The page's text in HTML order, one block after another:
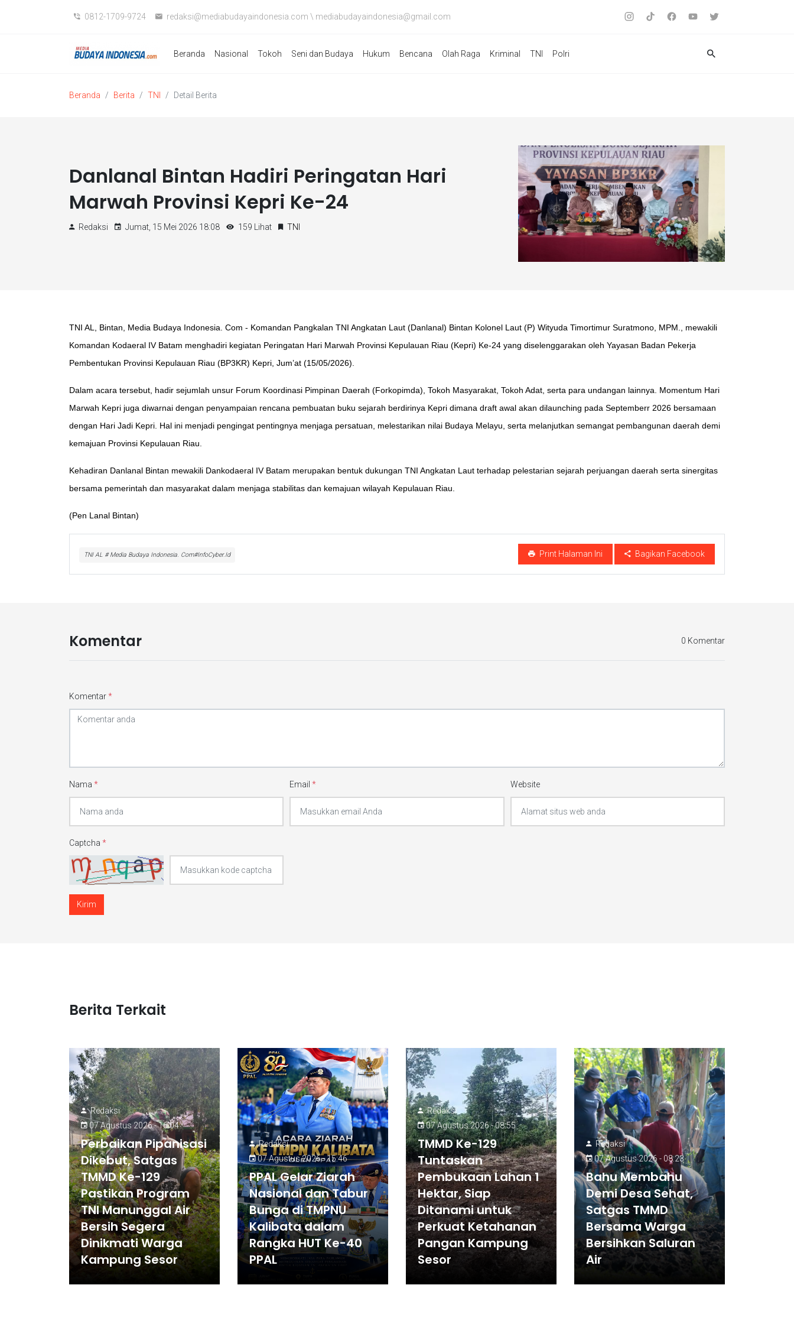
0812-1709-9724 redaksi@mediabudayaindonesia.com \ mediabudayaindonesia@gmail.com
Beranda Nasional Tokoh Seni dan Budaya Hukum Bencana Olah Raga Kriminal TNI Polri
Beranda Berita TNI Detail Berita
Danlanal Bintan Hadiri Peringatan Hari
Marwah Provinsi Kepri Ke-24
Redaksi Jumat, 15 Mei 2026 18:08 159 Lihat TNI
TNI AL, Bintan, Media Budaya Indonesia. Com - Komandan Pangkalan TNI Angkatan Laut (Danlanal) Bintan Kolonel Laut (P) Wityuda Timortimur Suratmono, MPM., mewakili
Komandan Kodaeral IV Batam menghadiri kegiatan Peringatan Hari Marwah Provinsi Kepulauan Riau (Kepri) Ke-24 yang diselenggarakan oleh Yayasan Badan Pekerja
Pembentukan Provinsi Kepulauan Riau (BP3KR) Kepri, Jum’at (15/05/2026).
Dalam acara tersebut, hadir sejumlah unsur Forum Koordinasi Pimpinan Daerah (Forkopimda), Tokoh Masyarakat, Tokoh Adat, serta para undangan lainnya. Momentum Hari
Marwah Kepri juga diwarnai dengan penyampaian rencana pembuatan buku sejarah berdirinya Kepri dimana draft awal akan dilaunching pada Septemberr 2026 bersamaan
dengan Hari Jadi Kepri. Hal ini menjadi pengingat pentingnya menjaga persatuan, melestarikan nilai Budaya Melayu, serta melanjutkan semangat pembangunan daerah demi
kemajuan Provinsi Kepulauan Riau.
Kehadiran Danlanal Bintan mewakili Dankodaeral IV Batam merupakan bentuk dukungan TNI Angkatan Laut terhadap pelestarian sejarah perjuangan daerah serta sinergitas
bersama pemerintah dan masyarakat dalam menjaga stabilitas dan kemajuan wilayah Kepulauan Riau.
(Pen Lanal Bintan)
TNI AL # Media Budaya Indonesia. Com#InfoCyber.Id Print Halaman Ini Bagikan Facebook
Komentar 0 Komentar
Komentar*
Nama * Email* Website
Captcha *
Kirim
Berita Terkait
Redaksi
07 Agustus 2026 - 16:04
Perbaikan Pipanisasi
Dikebut, Satgas
TMMD Ke-129
Pastikan Program
TNI Manunggal Air
Bersih Segera
Dinikmati Warga
Kampung Sesor
Redaksi
07 Agustus 2026 - 15:46
PPAL Gelar Ziarah
Nasional dan Tabur
Bunga di TMPNU
Kalibata dalam
Rangka HUT Ke-40
PPAL
Redaksi
07 Agustus 2026 - 08:55
TMMD Ke-129
Tuntaskan
Pembukaan Lahan 1
Hektar, Siap
Ditanami untuk
Perkuat Ketahanan
Pangan Kampung
Sesor
Redaksi
07 Agustus 2026 - 08:23
Bahu Membahu
Demi Desa Sehat,
Satgas TMMD
Bersama Warga
Bersihkan Saluran
Air